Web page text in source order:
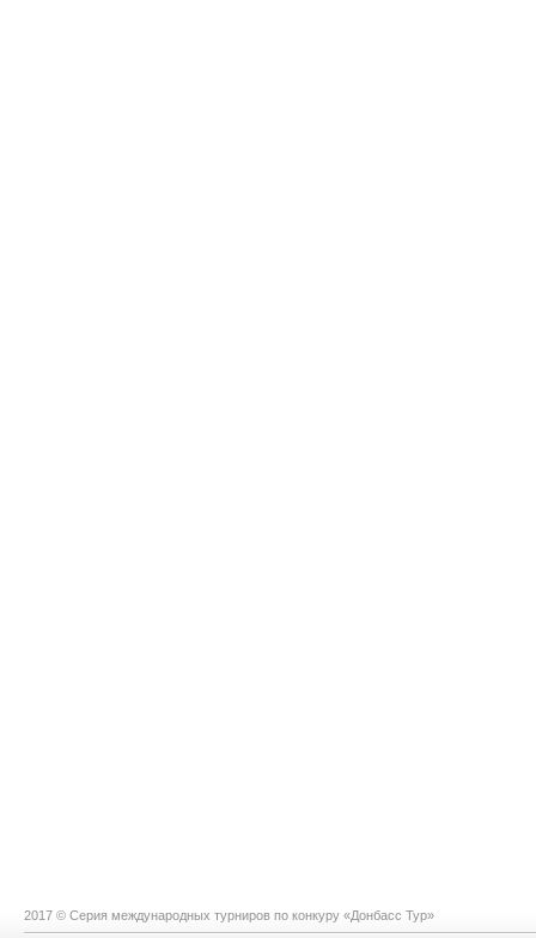
2017 © Серия международных турниров по конкуру «Донбасс Тур»